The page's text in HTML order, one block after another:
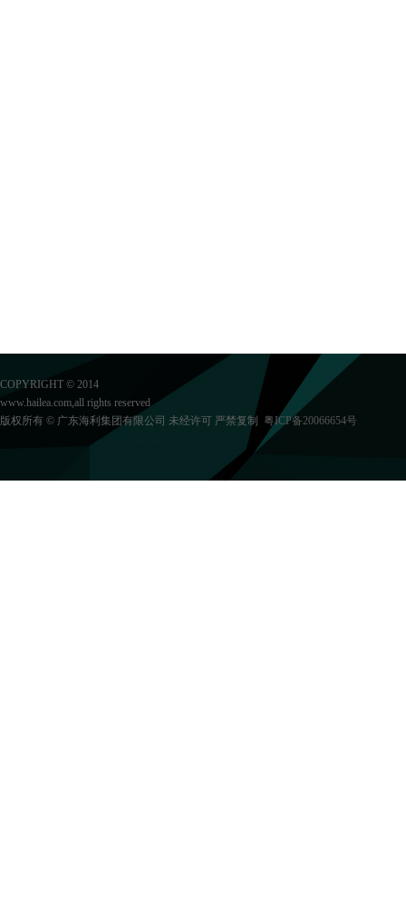
COPYRIGHT © 2014
www.hailea.com,all rights reserved
版权所有 © 广东海利集团有限公司 未经许可 严禁复制 粤ICP备20066654号